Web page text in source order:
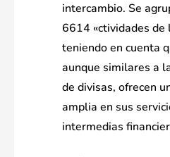
intercambio. Se
6614 «ctividades de
teniendo en cuenta
aunque similares a
de divisas, ofrecen
amplia en sus
intermedias